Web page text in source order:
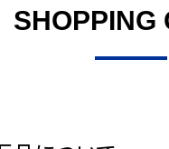
SHOPPING